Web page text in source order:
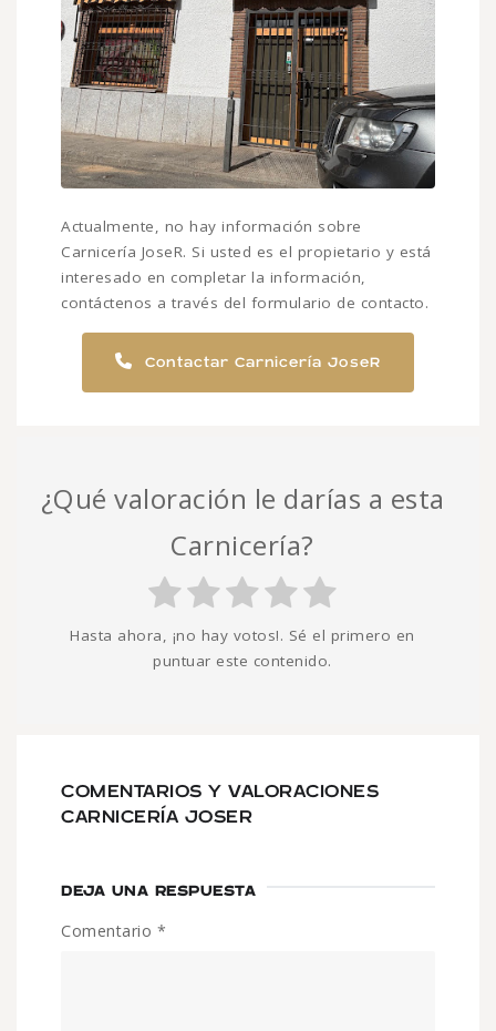
Actualmente, no hay información sobre
Carnicería JoseR. Si usted es el propietario y está
interesado en completar la información,
contáctenos a través del formulario de contacto.
Contactar Carnicería JoseR
¿Qué valoración le darías a esta
Carnicería?
Hasta ahora, ¡no hay votos!. Sé el primero en
puntuar este contenido.
COMENTARIOS Y VALORACIONES
CARNICERÍA JOSER
DEJA UNA RESPUESTA
Comentario *